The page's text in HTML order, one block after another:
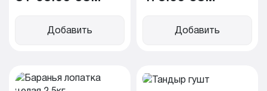
Добавить Добавить